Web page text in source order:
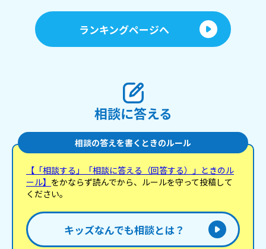
ランキングページへ
相談に答える
相談の答えを書くときのルール
【「相談する」「相談に答える（回答する）」ときのル
ール】 をかならず読んでから、ルールを守って投稿して
ください。
キッズなんでも相談とは？